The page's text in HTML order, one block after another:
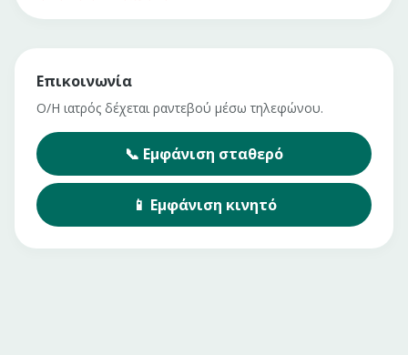
Επικοινωνία
Ο/Η ιατρός δέχεται ραντεβού μέσω τηλεφώνου.
📞 Εμφάνιση σταθερό
📱 Εμφάνιση κινητό